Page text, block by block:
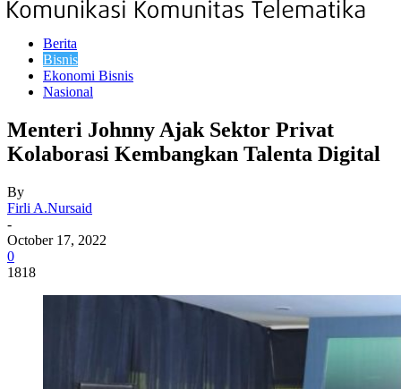
Berita
Bisnis
Ekonomi Bisnis
Nasional
Menteri Johnny Ajak Sektor Privat
Kolaborasi Kembangkan Talenta Digital
By
Firli A.Nursaid
-
October 17, 2022
0
1818